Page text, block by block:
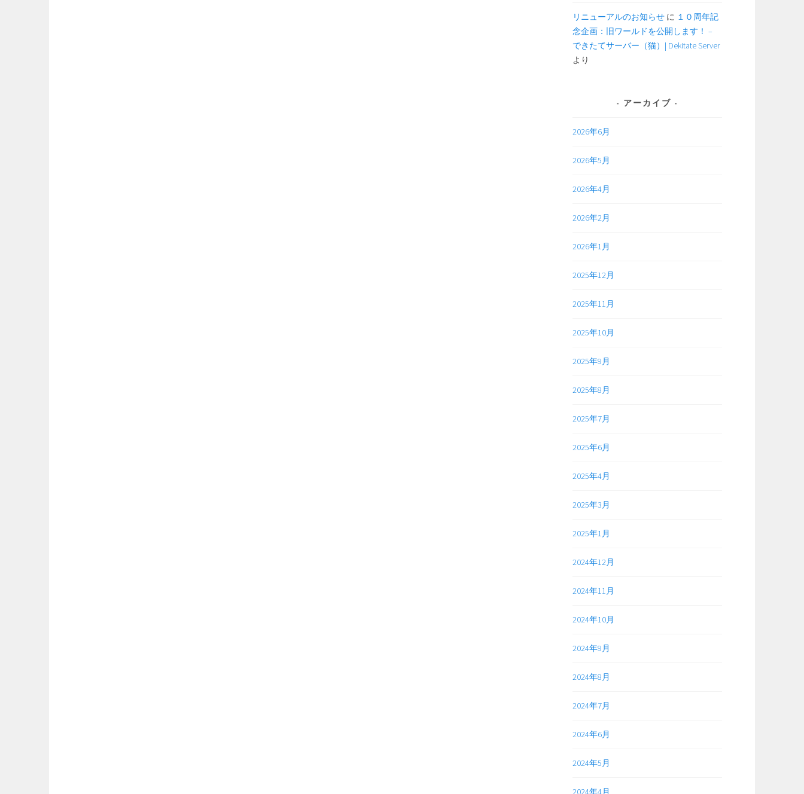
リニューアルのお知らせ に １０周年記
念企画：旧ワールドを公開します！ –
できたてサーバー（猫）| Dekitate Server
より
アーカイブ
2026年6月
2026年5月
2026年4月
2026年2月
2026年1月
2025年12月
2025年11月
2025年10月
2025年9月
2025年8月
2025年7月
2025年6月
2025年4月
2025年3月
2025年1月
2024年12月
2024年11月
2024年10月
2024年9月
2024年8月
2024年7月
2024年6月
2024年5月
2024年4月